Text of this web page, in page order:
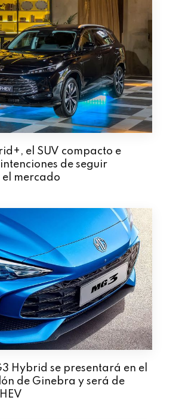
el SUV compacto e
de seguir
el mercado
Hybrid se presentará en el
de Ginebra y será de